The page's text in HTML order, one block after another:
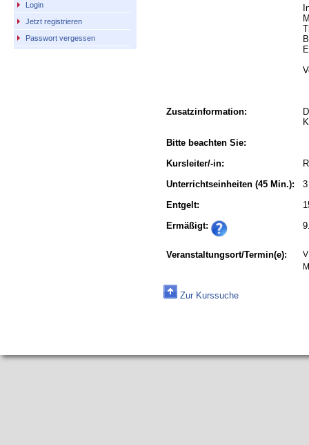
Login
Jetzt registrieren
Passwort vergessen
Zusatzinformation:
Bitte beachten Sie:
Kursleiter/-in:
Unterrichtseinheiten (45 Min.):
Entgelt:
Ermäßigt:
Veranstaltungsort/Termin(e):
Zur Kurssuche